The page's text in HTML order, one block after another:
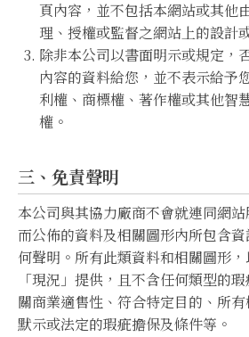
頁內容，並不包括本網站或其他
理、授權或監督之網站上的設計
除非本公司以書面明示或規定，
內容的資料給您，並不表示給予
利權、商標權、著作權或其他智
權。
三、免責聲明
本公司與其協力廠商不會就連同網
而公佈的資料及相關圖形內所包含
何聲明。所有此類資料和相關圖形
「現況」提供，且不含任何類型的
關商業適售性、符合特定目的、所有
默示或法定的瑕疵擔保及條件等。